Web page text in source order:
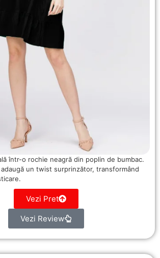
într-o rochie neagră din poplin de bumbac.
un twist surprinzător, transformând
Vezi Pret
Vezi Review